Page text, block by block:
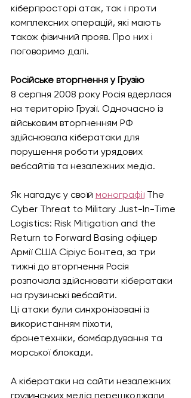
кіберпросторі атак, так і проти
комплексних операцій, які мають
також фізичний прояв. Про них і
поговоримо далі.
Російське вторгнення у Грузію
8 серпня 2008 року Росія вдерлася
на територію Грузії. Одночасно із
військовим вторгненням РФ
здійснювала кібератаки для
порушення роботи урядових
вебсайтів та незалежних медіа.
Як нагадує у своїй монографії The
Cyber Threat to Military Just-In-Time
Logistics: Risk Mitigation and the
Return to Forward Basing офіцер
Армії США Сіріус Бонтеа, за три
тижні до вторгнення Росія
розпочала здійснювати кібератаки
на грузинські вебсайти.
Ці атаки були синхронізовані із
використанням піхоти,
бронетехніки, бомбардування та
морської блокади.
А кібератаки на сайти незалежних
грузинських медіа перешкоджали